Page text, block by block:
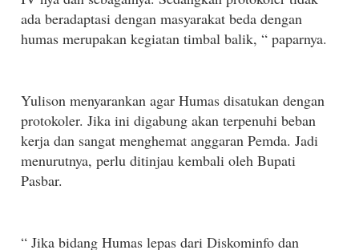
ada beradaptasi dengan masyarakat beda dengan
humas merupakan kegiatan timbal balik, “ paparnya.
Yulison menyarankan agar Humas disatukan dengan
protokoler. Jika ini digabung akan terpenuhi beban
kerja dan sangat menghemat anggaran Pemda. Jadi
menurutnya, perlu ditinjau kembali oleh Bupati
Pasbar.
“ Jika bidang Humas lepas dari Diskominfo dan